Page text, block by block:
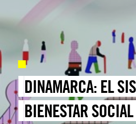
DINAMARCA: EL
BIENESTAR